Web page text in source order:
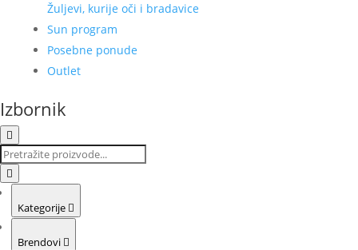
Žuljevi, kurije oči i bradavice
Sun program
Posebne ponude
Outlet
Izbornik
Kategorije
Brendovi